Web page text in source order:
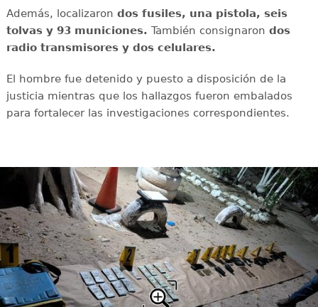
Además, localizaron dos fusiles, una pistola, seis
tolvas y 93 municiones. También consignaron dos
radio transmisores y dos celulares.
El hombre fue detenido y puesto a disposición de la
justicia mientras que los hallazgos fueron embalados
para fortalecer las investigaciones correspondientes.